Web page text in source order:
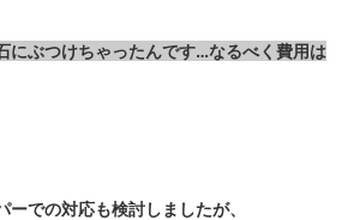
にぶつけちゃったんです…なるべく費用は
ーでの対応も検討しましたが、